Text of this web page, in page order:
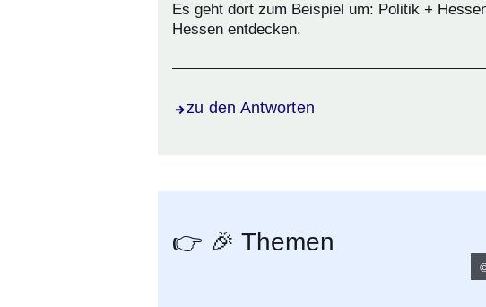
Es geht dort zum Beispiel um: Politik +
Hessen entdecken.
zu den Antworten
👉 🎉 Themen